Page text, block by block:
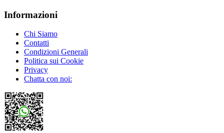
Informazioni
Chi Siamo
Contatti
Condizioni Generali
Politica sui Cookie
Privacy
Chatta con noi: